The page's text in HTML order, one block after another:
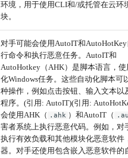
环境，用于使用CLI和/或托管在云环
块。
对手可能会使用AutoIT和
行命令和执行恶意任务。AutoIT和
AutoHotkey（AHK）是脚本语言，
化Windows任务。这些自动化脚本可
种操作，例如点击按钮、输入文本以
程序。(引用: AutoIT)(引用:
会使用AHK（ .ahk ）和AutoIT（
害者系统上执行恶意代码。例如，对
执行有效负载和其他模块化恶意软件
器。对手还使用包含嵌入恶意软件的